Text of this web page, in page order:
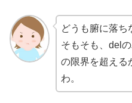
どうも腑に落ち
そもそも、del
の限界を超える
わ。